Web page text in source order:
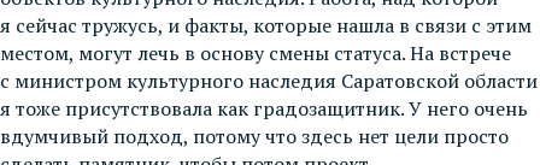
я сейчас тружусь, и факты, которые нашла в связи с этим
местом, могут лечь в основу смены статуса. На встрече
с министром культурного наследия Саратовской области
я тоже присутствовала как градозащитник. У него очень
вдумчивый подход, потому что здесь нет цели просто